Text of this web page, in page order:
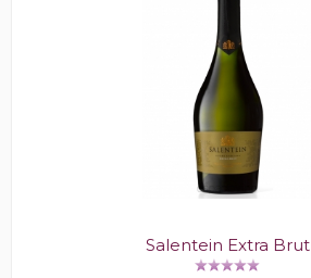
Salentein Extra Brut